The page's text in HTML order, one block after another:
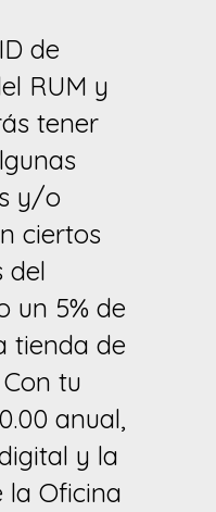
de
RUM y
tener
y/o
ciertos
del
un 5% de
tienda de
tu
anual,
y la
la Oficina